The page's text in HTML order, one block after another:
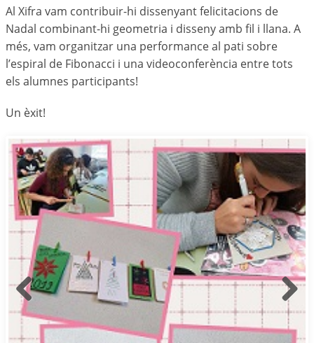
Al Xifra vam contribuir-hi dissenyant felicitacions de
Nadal combinant-hi geometria i disseny amb fil i llana. A
més, vam organitzar una performance al pati sobre
l’espiral de Fibonacci i una videoconferència entre tots
els alumnes participants!
Un èxit!